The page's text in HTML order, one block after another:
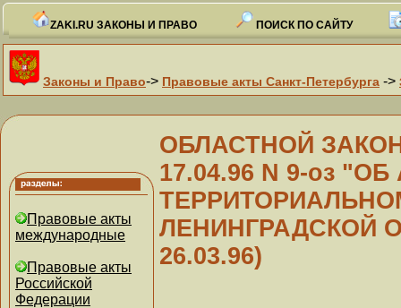
ZAKI.RU ЗАКОНЫ И ПРАВО ПОИСК ПО САЙТУ
Законы и Право-> Правовые акты Санкт-Петербурга ->
Правовые акты
международные
Правовые акты
Российской
Федерации
ОБЛАСТНОЙ ЗАКОН
17.04.96 N 9-оз
ЛЕНИНГРАДСКОЙ
26.03.96)